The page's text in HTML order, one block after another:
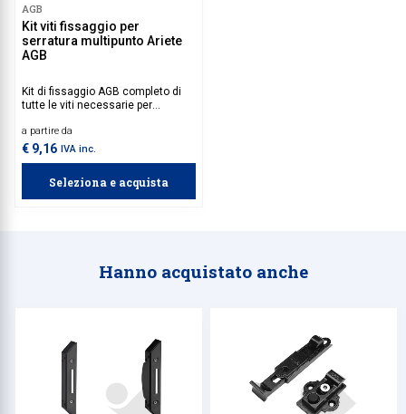
AGB
Kit viti fissaggio per
serratura multipunto Ariete
AGB
Kit di fissaggio AGB completo di
tutte le viti necessarie per
della serratura multipunto Ariete:
kit base, aste e bocchette.
a partire da
€ 9,16 IVA inc.
Seleziona e acquista
Hanno acquistato anche